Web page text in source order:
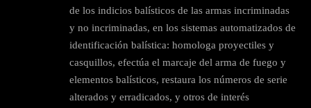
de los indicios balísticos de las armas incriminadas
y no incriminadas, en los sistemas automatizados de
identificación balística: homologa proyectiles y
casquillos, efectúa el marcaje del arma de fuego y
elementos balísticos, restaura los números de serie
alterados y erradicados, y otros de interés